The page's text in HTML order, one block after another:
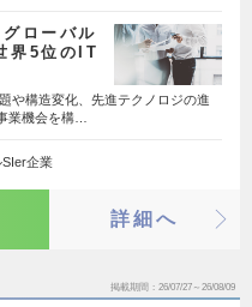
ローバル
界5位のIT
や構造変化、先進テクノロジの進
業機会を構…
企業
詳細へ
掲載期間 26/07/27～26/08/09